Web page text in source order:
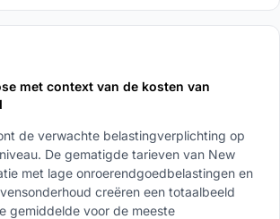
met context van de kosten van
de verwachte belastingverplichting op
De gematigde tarieven van New
met lage onroerendgoedbelastingen en
creëren een totaalbeeld
gemiddelde voor de meeste